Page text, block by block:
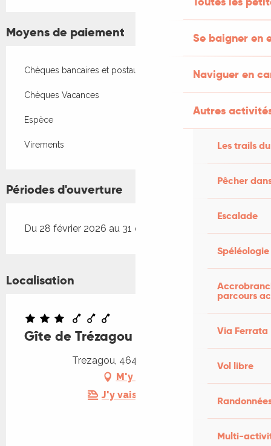
Se baigner en
Naviguer en
Autres
Les trails
Pêcher
Escalade
Spéléologie
parcours
Via Ferrata
Vol libre
Multi-
Moyens de paiement
Chèques bancaires et postaux
Chèques Vacances
Espèce
Virements
Périodes d'ouverture
Du 28 février 2026 au 31 octobre 2026
Localisation
Gîte de Trézagou
Trezagou, 46400 Saint-Céré
M'y rendre
J'y vais en train !